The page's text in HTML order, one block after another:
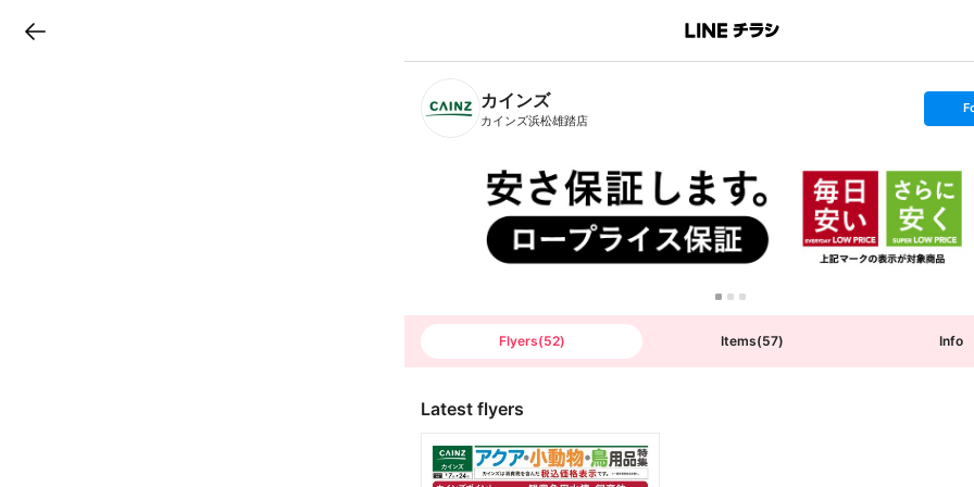
B
n
h
T
カインズ
カインズ浜松雄踏店
s
t
Flyers(52) Items(57) Info
Latest flyers